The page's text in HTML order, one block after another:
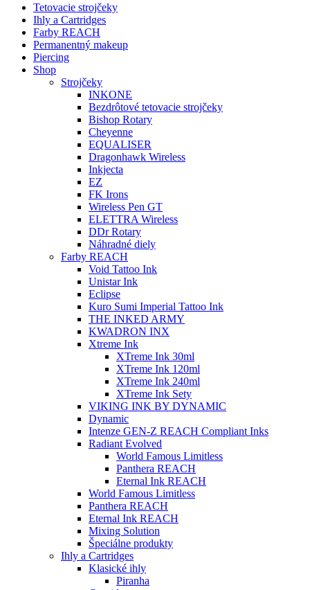
Tetovacie strojčeky
Ihly a Cartridges
Farby REACH
Permanentný makeup
Piercing
Shop
Strojčeky
INKONE
Bezdrôtové tetovacie strojčeky
Bishop Rotary
Cheyenne
EQUALISER
Dragonhawk Wireless
Inkjecta
EZ
FK Irons
Wireless Pen GT
ELETTRA Wireless
DDr Rotary
Náhradné diely
Farby REACH
Void Tattoo Ink
Unistar Ink
Eclipse
Kuro Sumi Imperial Tattoo Ink
THE INKED ARMY
KWADRON INX
Xtreme Ink
XTreme Ink 30ml
XTreme Ink 120ml
XTreme Ink 240ml
XTreme Ink Sety
VIKING INK BY DYNAMIC
Dynamic
Intenze GEN-Z REACH Compliant Inks
Radiant Evolved
World Famous Limitless
Panthera REACH
Eternal Ink REACH
World Famous Limitless
Panthera REACH
Eternal Ink REACH
Mixing Solution
Špeciálne produkty
Ihly a Cartridges
Klasické ihly
Piranha